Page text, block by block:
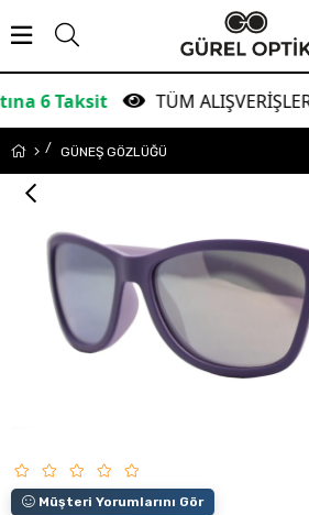
TÜM ALIŞVERİŞLERDE
GÜNEŞ GÖZLÜĞÜ
Müşteri Yorumlarını Gör